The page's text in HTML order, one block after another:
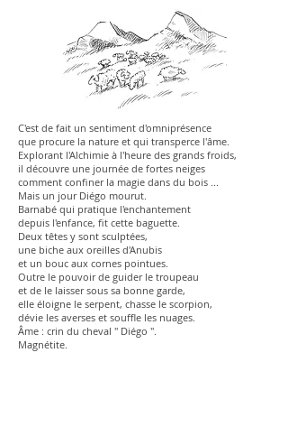
C'est de fait un sentiment d'omniprésence
que procure la nature et qui transperce l'âme.
Explorant l'Alchimie à l'heure des grands froids,
il découvre une journée de fortes neiges
comment confiner la magie dans du bois ...
Mais un jour Diégo mourut.
Barnabé qui pratique l'enchantement
depuis l'enfance, fit cette baguette.
Deux têtes y sont sculptées,
une biche aux oreilles d'Anubis
et un bouc aux cornes pointues.
Outre le pouvoir de guider le troupeau
et de le laisser sous sa bonne garde,
elle éloigne le serpent, chasse le scorpion,
dévie les averses et souffle les nuages.
Âme : crin du cheval " Diégo ".
Magnétite.